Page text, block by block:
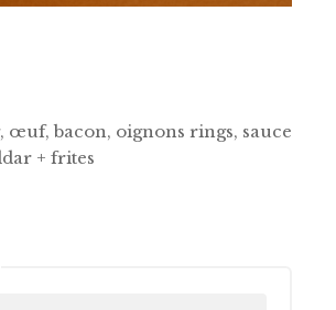
œuf, bacon, oignons rings, sauce
+ frites